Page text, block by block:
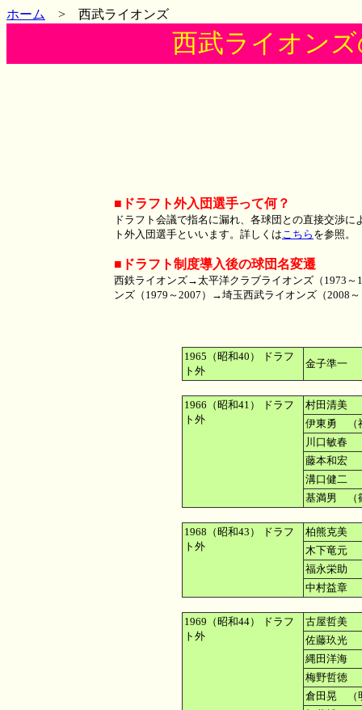
ホーム > 西武ライオンズ
西武ライオン
■ドラフト外入団選手って何？
ドラフト会議で指名に漏れ、各球団との直接交渉
ト外入団選手といいます。詳しくはこちら を参照。
■ドラフト制度導入後の球団名変遷
西鉄ライオンズ→太平洋クラブライオンズ（1973
ンズ（1979～2007）→埼玉西武ライオンズ（2008
1965（昭和40） ドラフ
ト外
金子準一
1966（昭和41） ドラフ
ト外
村田清美
伊東勇 （
川口敏春
藤本和宏
溝口健二
基満男 （
1968（昭和43） ドラフ
ト外
柏熊克美
木下竜元
福永栄助
中村益章
1969（昭和44） ドラフ
ト外
古屋哲美
佐藤玖光
縄田洋海
梅野哲徳
倉田晃 （